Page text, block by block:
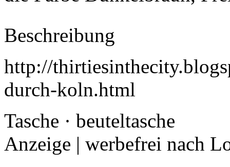
Beschreibung
http://
durch-koln.html
Tasche · beuteltasche
Anzeige | werbefrei nach